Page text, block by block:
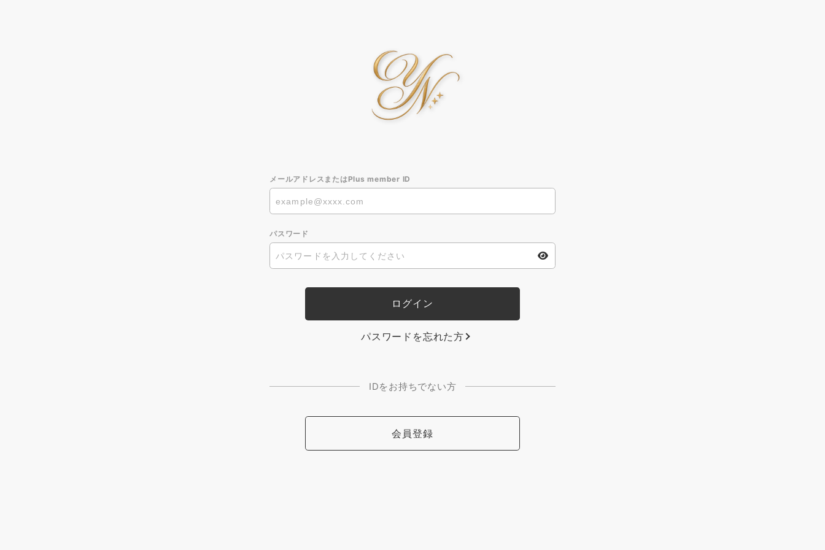
メールアドレスまたはPlus member ID
パスワード
パスワードを忘れた方
IDをお持ちでない方
会員登録